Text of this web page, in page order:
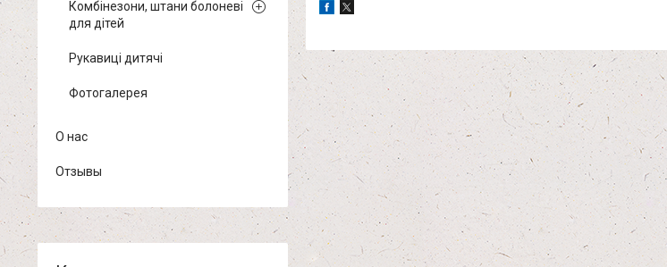
Комбінезони, штани болоневі
для дітей
Рукавиці дитячі
Фотогалерея
О нас
Отзывы